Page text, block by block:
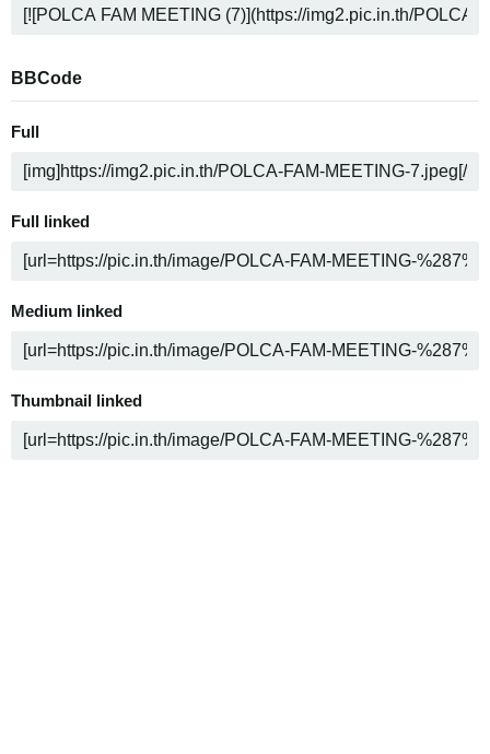
BBCode
Full
Full linked
Medium linked
Thumbnail linked